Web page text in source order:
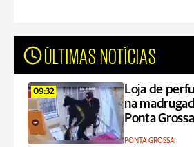
ÚLTIMAS NOTÍCIAS
09:32
Loja de
na
Ponta Grossa
PONTA GROSSA